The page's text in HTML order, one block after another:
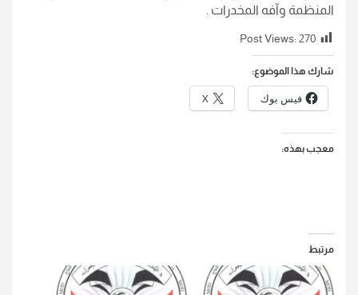
المنظمة وآفه المخدرات .
Post Views: 270
شارك هذا الموضوع:
فيس بوك X
معجب بهذه:
مرتبط